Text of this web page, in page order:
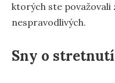
ktorých ste považovali
nespravodlivých.
Sny o